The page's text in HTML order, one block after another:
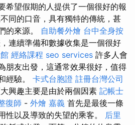
希望假期的人提供了一個很好的報
同的口音，具有獨特的傳統，甚
的來源。
自助餐外燴 台中全身按
連續準備和數據收集是一個很好
經絡課程 seo services 許多人會
朋友出發，這通常效果很好，值得
經驗。 卡式台胞證 註冊台灣公司
興趣主要是由於兩個因素 記帳士
復師 - 外燴 嘉義 首先是最後一條
性以及導致的失望的乘客。 后里